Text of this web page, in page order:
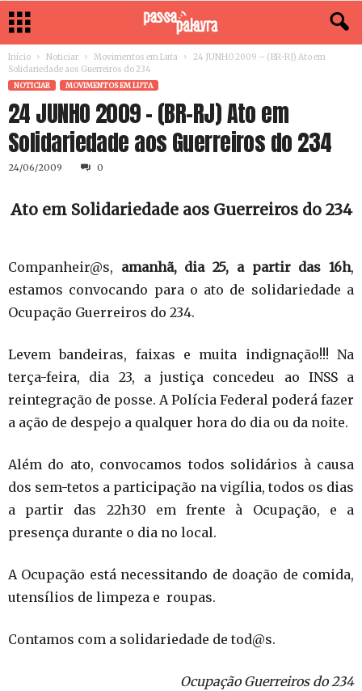
Início Noticiar Movimentos em Luta
24 JUNHO 2009 – (BR-RJ) Ato em
NOTICIAR MOVIMENTOS EM LUTA
24 JUNHO 2009 – (BR-RJ) Ato em
24/06/2009 0
Ato em Solidariedade aos Guerreiros do 234
Companheir@s, amanhã, dia 25, a partir das 16h,
estamos convocando para o ato de solidariedade a
Ocupação Guerreiros do 234.
Levem bandeiras, faixas e muita indignação!!! Na
terça-feira, dia 23, a justiça concedeu ao INSS a
reintegração de posse. A Polícia Federal poderá fazer
a ação de despejo a qualquer hora do dia ou da noite.
Além do ato, convocamos todos solidários à causa
dos sem-tetos a participação na vigília, todos os dias
a partir das 22h30 em frente à Ocupação, e a
presença durante o dia no local.
A Ocupação está necessitando de doação de comida,
utensílios de limpeza e roupas.
Contamos com a solidariedade de tod@s.
Ocupação Guerreiros do 234